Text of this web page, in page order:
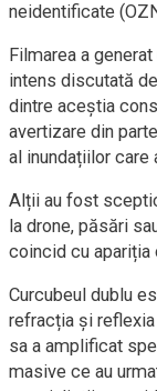
neidentificate
Filmarea a
intens discutată
dintre aceștia
avertizare din
al inundațiilor care
Alții au fost
la drone, păsări
coincid cu apariția
Curcubeul dublu
refracția și
sa a amplificat
masive ce au